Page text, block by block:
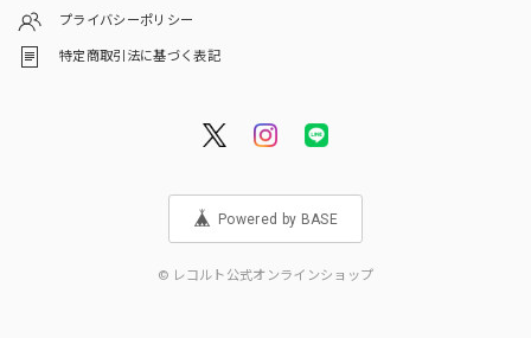
プライバシーポリシー
特定商取引法に基づく表記
Powered by BASE
© レコルト公式オンラインショップ